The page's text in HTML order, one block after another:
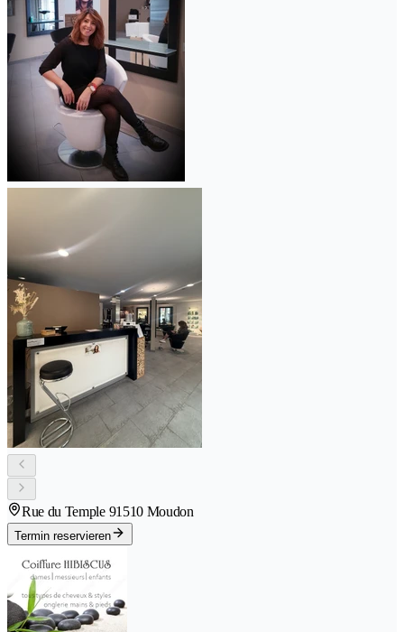
Rue du Temple 91510 Moudon
Termin reservieren